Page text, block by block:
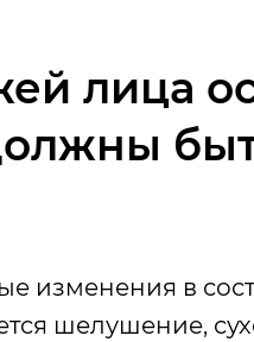
лица
изменения в
шелушение,